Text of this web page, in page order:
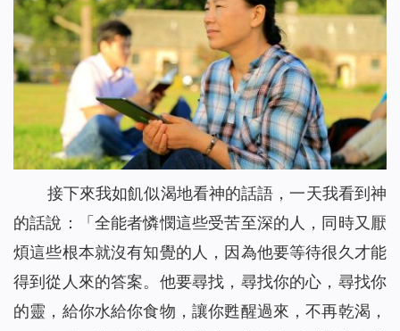
接下來我如飢似渴地看神的話語，一天我看到神
的話說：「 全能者憐憫這些受苦至深的人，同時又厭
煩這些根本就沒有知覺的人，因為他要等待很久才能
得到從人來的答案。他要尋找，尋找你的心，尋找你
的靈，給你水給你食物，讓你甦醒過來，不再乾渴，